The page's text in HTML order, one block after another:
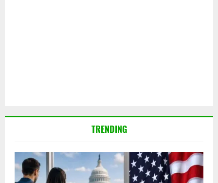
TRENDING